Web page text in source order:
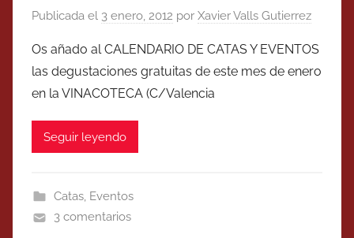
Publicada el 3 enero, 2012 por Xavier Valls Gutierrez
Os añado al CALENDARIO DE CATAS Y EVENTOS
las degustaciones gratuitas de este mes de enero
en la VINACOTECA (C/Valencia
Seguir leyendo
Catas, Eventos
3 comentarios